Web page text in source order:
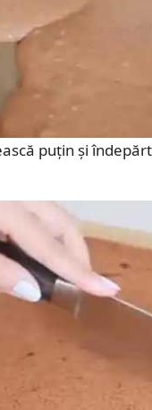
puțin și